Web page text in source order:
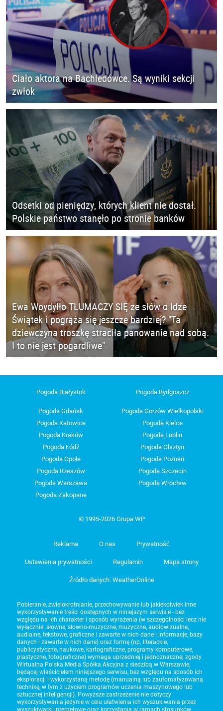
Ciało aktora na Bachledówce. Są wyniki sekcji
zwłok
Odsetki od pieniędzy, których klient nie dostał.
Polskie państwo stanęło po stronie banków
Ewa Woydyłło TŁUMACZY SIĘ ze słów o Idze
Świątek i pogrąża się jeszcze bardziej? "Ta
dziewczyna troszkę straciła panowanie nad sobą.
I to nie jest pogardliwe"
Pogoda Białystok Pogoda Bydgoszcz
Pogoda Gdańsk
Pogoda Gorzów Wielkopolski
Pogoda Katowice
Pogoda Kielce
Pogoda Kraków
Pogoda Lublin
Pogoda Łódź
Pogoda Olsztyn
Pogoda Opole
Pogoda Poznań
Pogoda Rzeszów
Pogoda Szczecin
Pogoda Warszawa
Pogoda Wrocław
Pogoda Zakopane
© 1995-2026 Grupa WP
Reklama O nas Prywatność
Ustawienia prywatności Regulamin Mapa strony
Źródło danych: WeatherOnline
Pobieranie, zwielokrotnianie, przechowywanie lub jakiekolwiek inne
wykorzystywanie treści dostępnych w niniejszym serwisie - bez
względu na ich charakter i sposób wyrażenia (w szczególności lecz nie
wyłącznie: słowne, słowno-muzyczne, muzyczne, audiowizualne,
audialne, tekstowe, graficzne i zawarte w nich dane i informacje, bazy
danych i zawarte w nich dane) oraz formę (np. literackie,
publicystyczne, naukowe, kartograficzne, programy komputerowe,
plastyczne, fotograficzne) wymaga uprzedniej i jednoznacznej zgody
Wirtualna Polska Media Spółka Akcyjna z siedzibą w Warszawie,
będącej właścicielem niniejszego serwisu, bez względu na sposób ich
eksploracji i wykorzystaną metodę (manualną lub zautomatyzowaną
technikę, w tym z użyciem programów uczenia maszynowego lub
sztucznej inteligencji). Powyższe zastrzeżenie nie dotyczy
wykorzystywania jedynie w celu ułatwienia ich wyszukiwania przez
wyszukiwarki internetowe oraz korzystania w ramach stosunków